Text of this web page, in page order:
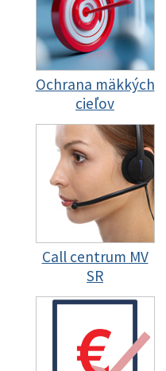
Ochrana mäkkých
cieľov
Call centrum MV
SR